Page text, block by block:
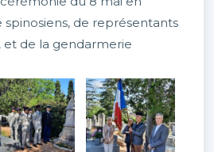
spinosiens, de représentants
et de la gendarmerie